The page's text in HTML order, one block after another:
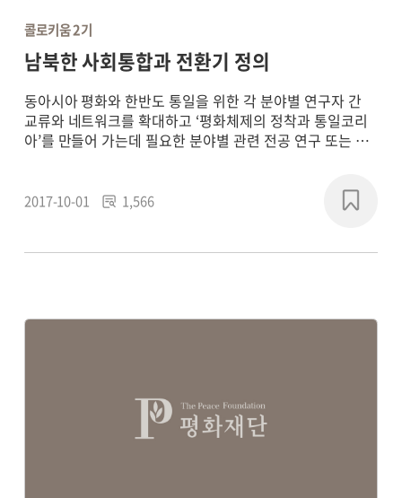
콜로키움 2기
남북한 사회통합과 전환기 정의
동아시아 평화와 한반도 통일을 위한 각 분야별 연구자 간
교류와 네트워크를 확대하고 ‘평화체제의 정착과 통일코리
아’를 만들어 가는데 필요한 분야별 관련 전공 연구 또는 학
2017~2018년에 연구 프로젝트를 진행했습니다.
2017-10-01 1,566